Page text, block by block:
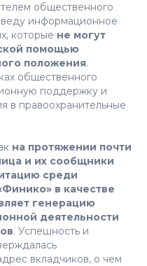
общественного
информационное
которые не могут
помощью
положения.
общественного
поддержку и
в правоохранительные
на протяжении почти
и их сообщники
среди
в качестве
генерацию
деятельности
. Успешность и
вкладчиков, о чем